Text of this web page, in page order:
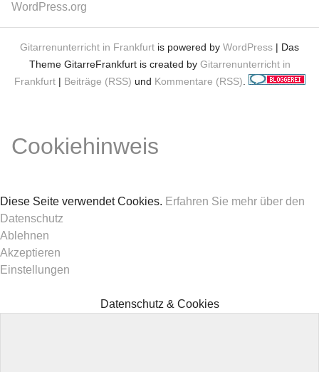
WordPress.org
Gitarrenunterricht in Frankfurt is powered by WordPress | Das
Theme GitarreFrankfurt is created by Gitarrenunterricht in
Frankfurt| Beiträge (RSS) und Kommentare (RSS)
Cookiehinweis
Diese Seite verwendet Cookies. Erfahren Sie mehr über den
Datenschutz
Ablehnen
Akzeptieren
Einstellungen
Datenschutz & Cookies